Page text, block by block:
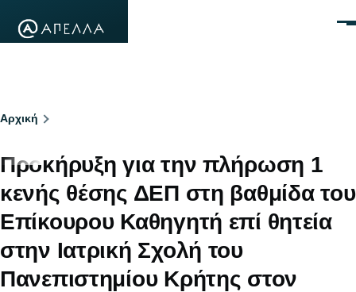
Breadcrumb
Αρχική
Προκήρυξη για την πλήρωση 1
κενής θέσης ΔΕΠ στη βαθμίδα του
Επίκουρου Καθηγητή επί θητεία
στην Ιατρική Σχολή του
Πανεπιστημίου Κρήτης στον